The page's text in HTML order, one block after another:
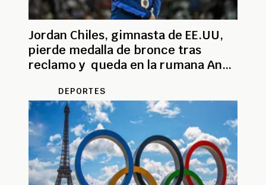
Jordan Chiles, gimnasta de EE.UU,
pierde medalla de bronce tras
reclamo y queda en la rumana Ana
DEPORTES